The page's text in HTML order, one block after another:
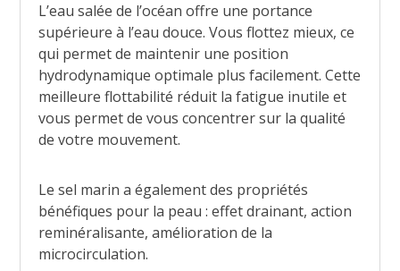
L’eau salée de l’océan offre une portance
supérieure à l’eau douce. Vous flottez mieux, ce
qui permet de maintenir une position
hydrodynamique optimale plus facilement. Cette
meilleure flottabilité réduit la fatigue inutile et
vous permet de vous concentrer sur la qualité
de votre mouvement.
Le sel marin a également des propriétés
bénéfiques pour la peau : effet drainant, action
reminéralisante, amélioration de la
microcirculation.